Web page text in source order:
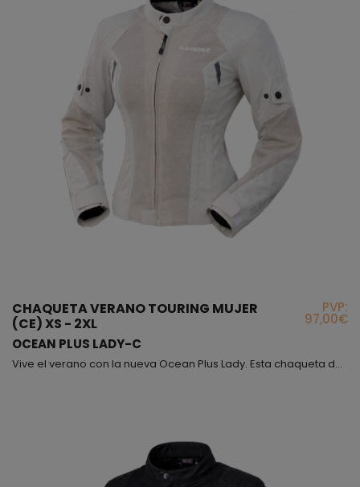
CHAQUETA VERANO TOURING MUJER
(CE) XS - 2XL
OCEAN PLUS LADY-C
PVP:
97,00€
Vive el verano con la nueva Ocean Plus Lady. Esta chaqueta de corte corto, que se ajusta cómodamente a la cadera, está confeccionada con un 80% de tejido de rejilla ventilada y un 20% de poliéster, logrando una circulación de aire excepcional sin renunciar a la resistencia. Equipada con protecciones homologadas CE en codos y hombros, combina ligereza y seguridad en una prenda perfecta para los días más calurosos. Sus ajustes en brazos mediante botones automáticos perm...